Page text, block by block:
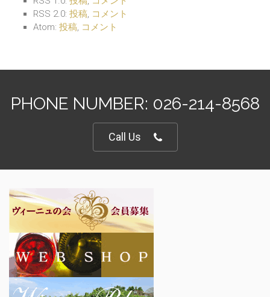
RSS 2.0: 投稿, コメント
Atom: 投稿, コメント
PHONE NUMBER: 026-214-8568
Call Us